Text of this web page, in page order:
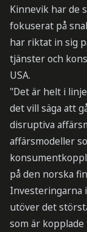
Kinnevik har de
fokuserat på
har riktat in sig
tjänster och
USA.
"Det är helt i
det vill säga att
disruptiva
affärsmodeller
på den norska
Investeringarna
utöver det
som är